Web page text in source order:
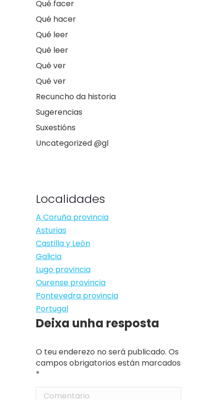
Qué facer
Qué hacer
Qué leer
Qué leer
Qué ver
Qué ver
Recuncho da historia
Sugerencias
Suxestións
Uncategorized @gl
Localidades
A Coruña provincia
Asturias
Castilla y León
Galicia
Lugo provincia
Ourense provincia
Pontevedra provincia
Portugal
Deixa unha resposta
O teu enderezo no será publicado. Os
campos obrigatorios están marcados
*
Comentario